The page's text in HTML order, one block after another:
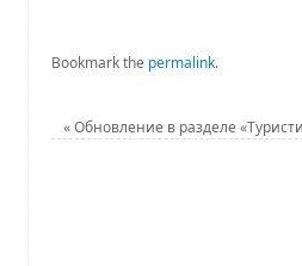
Bookmark the permalink.
«Обновление в разделе